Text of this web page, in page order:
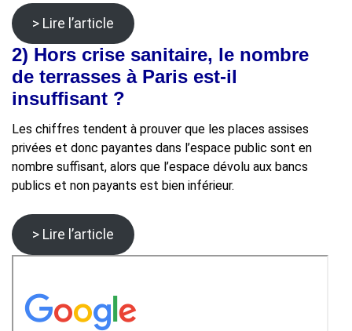
> Lire l’article
2) Hors crise sanitaire, le nombre
de terrasses à Paris est-il
insuffisant ?
Les chiffres tendent à prouver que les places assises
privées et donc payantes dans l’espace public sont en
nombre suffisant, alors que l’espace dévolu aux bancs
publics et non payants est bien inférieur.
> Lire l’article